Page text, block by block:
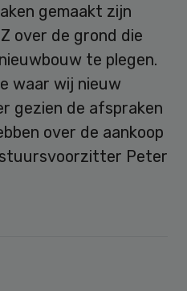
gemaakt zijn
over de grond die
te plegen.
waar wij nieuw
gezien de afspraken
over de aankoop
Peter